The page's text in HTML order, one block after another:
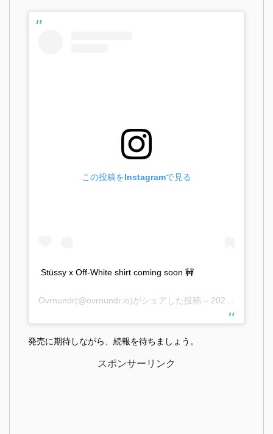
この投稿をInstagramで見る
Stüssy x Off-White shirt coming soon 🚧
Ovrnundr(@ovrnundr.io)がシェアした投稿 – 2020年10月月11日午前8時37分PDT
発売に期待しながら、続報を待ちましょう。
スポンサーリンク